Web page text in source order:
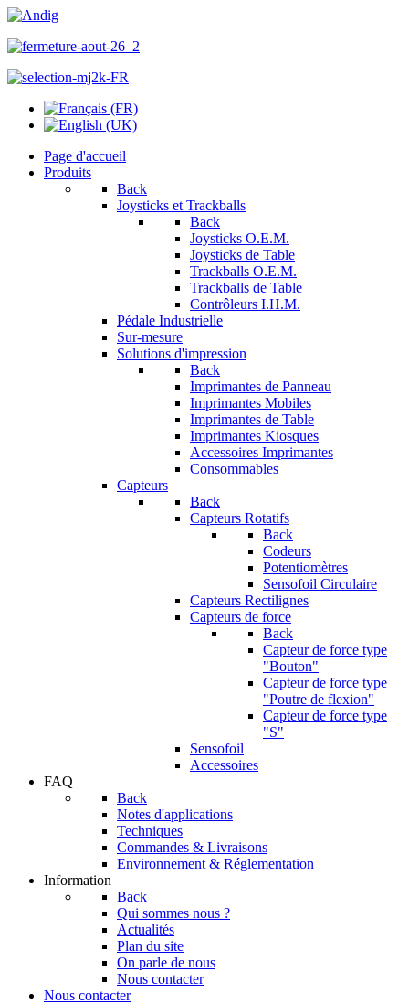
Page d'accueil
Produits
Back
Joysticks et Trackballs
Back
Joysticks O.E.M.
Joysticks de Table
Trackballs O.E.M.
Trackballs de Table
Contrôleurs I.H.M.
Pédale Industrielle
Sur-mesure
Solutions d'impression
Back
Imprimantes de Panneau
Imprimantes Mobiles
Imprimantes de Table
Imprimantes Kiosques
Accessoires Imprimantes
Consommables
Capteurs
Back
Capteurs Rotatifs
Back
Codeurs
Potentiomètres
Sensofoil Circulaire
Capteurs Rectilignes
Capteurs de force
Back
Capteur de force type
"Bouton"
Capteur de force type
"Poutre de flexion"
Capteur de force type
"S"
Sensofoil
Accessoires
FAQ
Back
Notes d'applications
Techniques
Commandes & Livraisons
Environnement & Réglementation
Information
Back
Qui sommes nous ?
Actualités
Plan du site
On parle de nous
Nous contacter
Nous contacter